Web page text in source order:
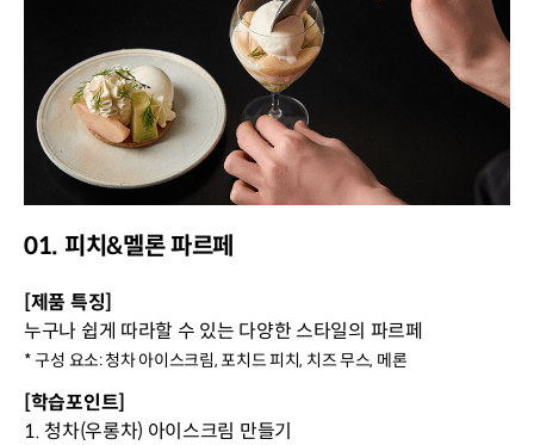
01. 피치&멜론 파르페
[제품 특징]
누구나 쉽게 따라할 수 있는 다양한 스타일의 파르페
* 구성 요소: 청차 아이스크림, 포치드 피치, 치즈 무스, 메론
[학습포인트]
1. 청차(우롱차) 아이스크림 만들기